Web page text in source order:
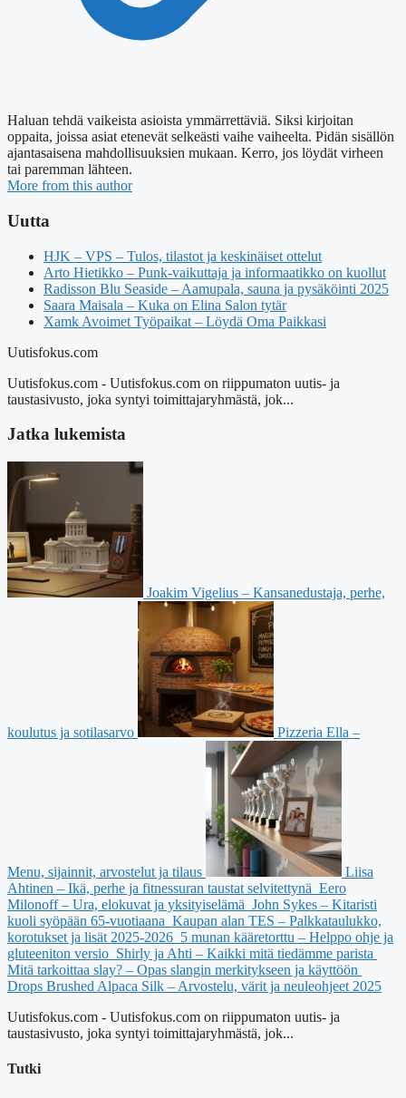
Haluan tehdä vaikeista asioista ymmärrettäviä. Siksi kirjoitan
oppaita, joissa asiat etenevät selkeästi vaihe vaiheelta. Pidän sisällön
ajantasaisena mahdollisuuksien mukaan. Kerro, jos löydät virheen
tai paremman lähteen.
More from this author
Uutta
HJK – VPS – Tulos, tilastot ja keskinäiset ottelut
Arto Hietikko – Punk-vaikuttaja ja informaatikko on kuollut
Radisson Blu Seaside – Aamupala, sauna ja pysäköinti 2025
Saara Maisala – Kuka on Elina Salon tytär
Xamk Avoimet Työpaikat – Löydä Oma Paikkasi
Uutisfokus.com
Uutisfokus.com - Uutisfokus.com on riippumaton uutis- ja
taustasivusto, joka syntyi toimittajaryhmästä, jok...
Jatka lukemista
Joakim Vigelius – Kansanedustaja, perhe,
koulutus ja sotilasarvo Pizzeria Ella –
Menu, sijainnit, arvostelut ja tilaus
Liisa
Ahtinen – Ikä, perhe ja fitnessuran taustat selvitettynä Eero
Milonoff – Ura, elokuvat ja yksityiselämä John Sykes – Kitaristi
kuoli syöpään 65-vuotiaana Kaupan alan TES – Palkkataulukko,
korotukset ja lisät 2025-2026 5 munan kääretorttu – Helppo ohje ja
gluteeniton versio Shirly ja Ahti – Kaikki mitä tiedämme parista
Mitä tarkoittaa slay? – Opas slangin merkitykseen ja käyttöön
Drops Brushed Alpaca Silk – Arvostelu, värit ja neuleohjeet 2025
Uutisfokus.com - Uutisfokus.com on riippumaton uutis- ja
taustasivusto, joka syntyi toimittajaryhmästä, jok...
Tutki